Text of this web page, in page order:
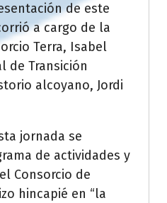
de este
a cargo de la
Terra, Isabel
de Transición
alcoyano, Jordi
jornada se
de actividades y
Consorcio de
hincapié en “la